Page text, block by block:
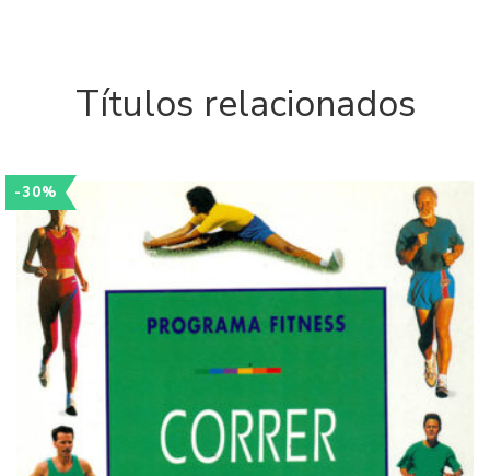
Títulos relacionados
-30%